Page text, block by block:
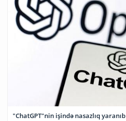
"ChatGPT"nin işində nasazlıq yaranıb